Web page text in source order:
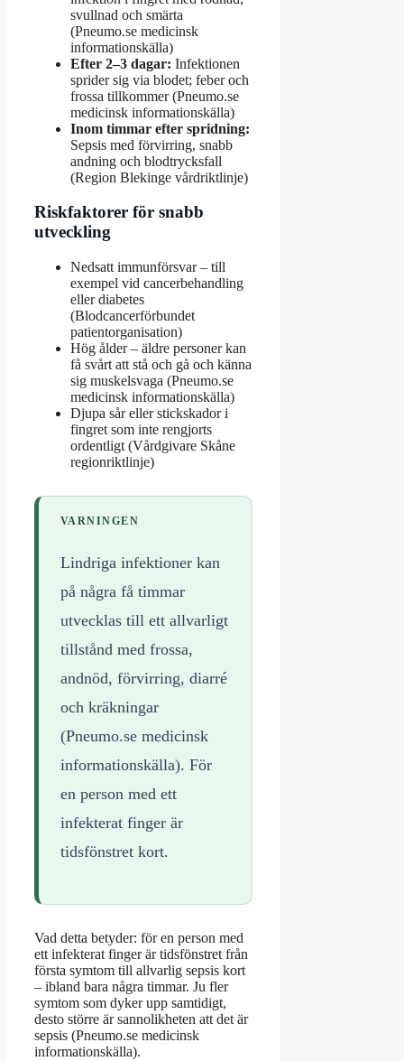
svullnad och smärta
(Pneumo.se medicinsk
informationskälla)
Efter 2–3 dagar: Infektionen
sprider sig via blodet; feber och
frossa tillkommer (Pneumo.se
medicinsk informationskälla)
Inom timmar efter spridning:
Sepsis med förvirring, snabb
andning och blodtrycksfall
(Region Blekinge vårdriktlinje)
Riskfaktorer för snabb
utveckling
Nedsatt immunförsvar – till
exempel vid cancerbehandling
eller diabetes
(Blodcancerförbundet
patientorganisation)
Hög ålder – äldre personer kan
få svårt att stå och gå och känna
sig muskelsvaga (Pneumo.se
medicinsk informationskälla)
Djupa sår eller stickskador i
fingret som inte rengjorts
ordentligt (Vårdgivare Skåne
regionriktlinje)
VARNINGEN
Lindriga infektioner kan
på några få timmar
utvecklas till ett allvarligt
tillstånd med frossa,
andnöd, förvirring, diarré
och kräkningar
(Pneumo.se medicinsk
informationskälla). För
en person med ett
infekterat finger är
tidsfönstret kort.
Vad detta betyder: för en person med
ett infekterat finger är tidsfönstret från
första symtom till allvarlig sepsis kort
– ibland bara några timmar. Ju fler
symtom som dyker upp samtidigt,
desto större är sannolikheten att det är
sepsis (Pneumo.se medicinsk
informationskälla).